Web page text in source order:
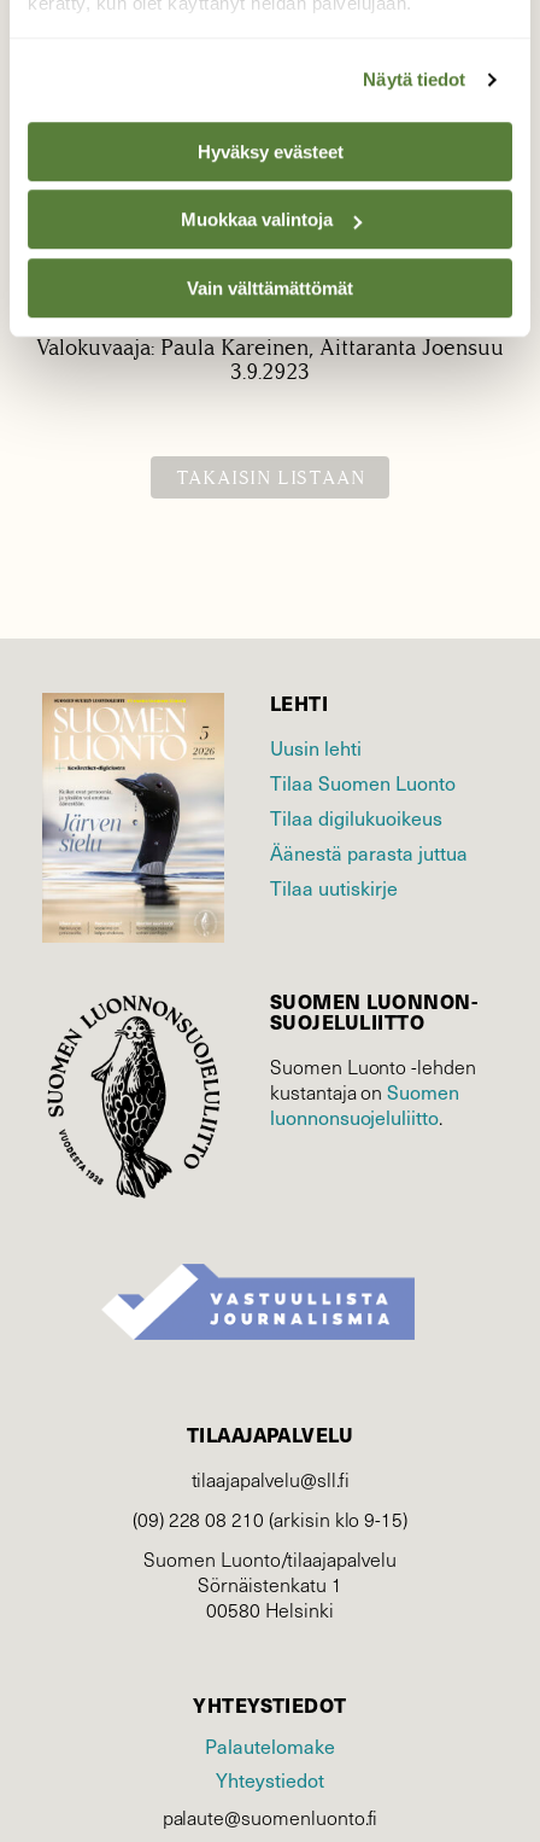
Näytä tiedot
Hyväksy evästeet
Muokkaa valintoja
Vain välttämättömät
Mahtava toukka
vieressä.
Valokuvaaja: Paula Kareinen, Aittaranta Joensuu
3.9.2923
TAKAISIN LISTAAN
LEHTI
Uusin lehti
Tilaa Suomen Luonto
Tilaa digilukuoikeus
Äänestä parasta juttua
Tilaa uutiskirje
SUOMEN LUONNON­
SUOJELU­LIITTO
Suomen Luonto -lehden
kustantaja onSuomen
luonnonsuojelu­liitto.
TILAAJAPALVELU
tilaajapalvelu@sll.fi
(09) 228 08 210 (arkisin klo 9-15)
Suomen Luonto/tilaajapalvelu
Sörnäistenkatu 1
00580 Helsinki
YHTEYSTIEDOT
Palautelomake
Yhteystiedot
palaute@suomenluonto.fi